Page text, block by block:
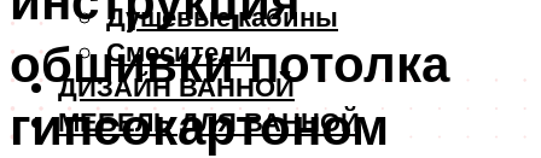
Душевые кабины
Смесители
ДИЗАЙН ВАННОЙ
МЕБЕЛЬ ДЛЯ ВАННОЙ
обшивки потолка
гипсокартоном